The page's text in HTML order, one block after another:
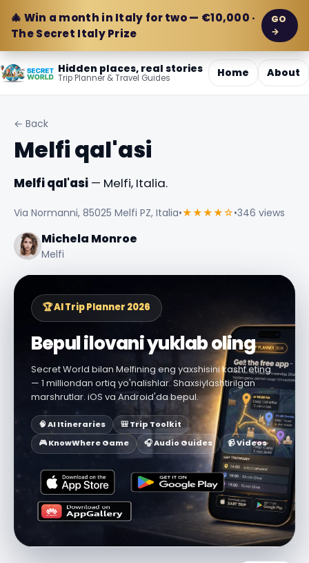
🎄 Win a month in Italy for two — €10,000 ·
The Secret Italy Prize
GO
→
Hidden places, real stories
Trip Planner & Travel Guides Home About
← Back
Melfi qal'asi
Melfi qal'asi — Melfi, Italia.
Via Normanni, 85025 Melfi PZ, Italia•★★★★☆•346 views
Michela Monroe
Melfi
🏆 AI Trip Planner 2026
Bepul ilovani yuklab oling
Secret World bilan Melfining eng yaxshisini kashf eting
— 1 milliondan ortiq yo'nalishlar. Shaxsiylashtirilgan
marshrutlar. iOS va Android'da bepul.
🧠 AI Itineraries
🎒 Trip Toolkit
🎮 KnowWhere Game
🎧 Audio Guides 📹 Videos